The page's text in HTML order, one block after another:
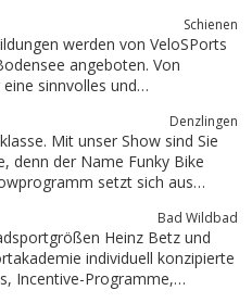
Schienen
werden von VeloSPorts
Denzlingen
Mit unser Show sind Sie
setzt sich aus
Bad Wildbad
Heinz Betz und
individuell konzipierte